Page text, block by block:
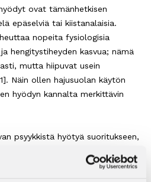
ovat tämänhetkisen
epäselviä tai kiistanalaisia.
nopeita fysiologisia
hengitystiheyden kasvua; nämä
mutta hiipuvat usein
Näin ollen hajusuolan käytön
hyödyn kannalta merkittävin
psyykkistä hyötyä suoritukseen,
eikä merkittäviä parannuksia